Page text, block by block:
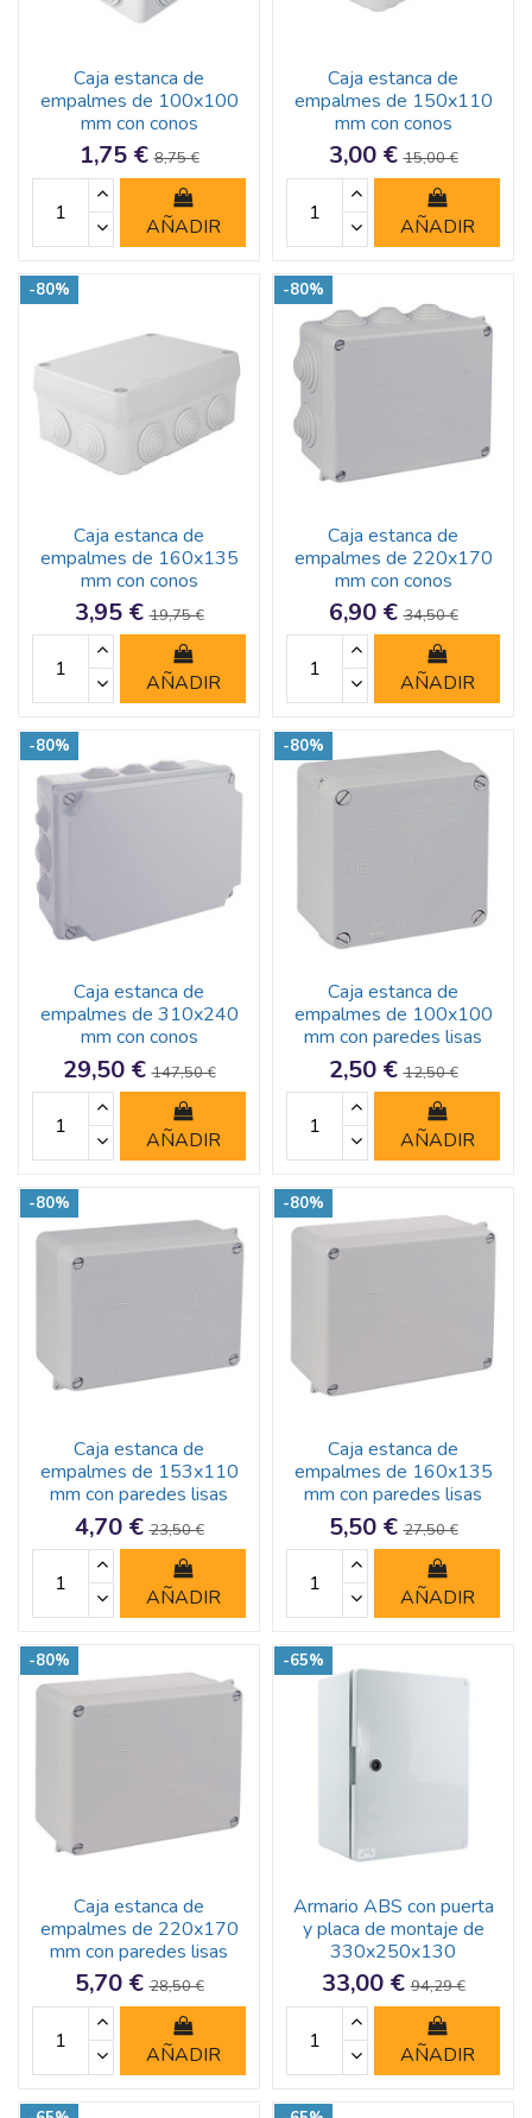
Caja estanca de
empalmes de 100x100
mm con conos
1,75 €8,75 €
AÑADIR
Caja estanca de
empalmes de 150x110
mm con conos
3,00 €15,00 €
AÑADIR
-80%
Caja estanca de
empalmes de 160x135
mm con conos
3,95 €19,75 €
AÑADIR
-80%
Caja estanca de
empalmes de 220x170
mm con conos
6,90 €34,50 €
AÑADIR
-80%
Caja estanca de
empalmes de 310x240
mm con conos
29,50 €147,50 €
AÑADIR
-80%
Caja estanca de
empalmes de 100x100
mm con paredes lisas
2,50 €12,50 €
AÑADIR
-80%
Caja estanca de
empalmes de 153x110
mm con paredes lisas
4,70 €23,50 €
AÑADIR
-80%
Caja estanca de
empalmes de 160x135
mm con paredes lisas
5,50 €27,50 €
AÑADIR
-80%
Caja estanca de
empalmes de 220x170
mm con paredes lisas
5,70 €28,50 €
AÑADIR
-65%
Armario ABS con puerta
y placa de montaje de
330x250x130
33,00 €94,29 €
AÑADIR